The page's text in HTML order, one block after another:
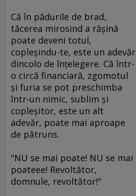
Că în pădurile de brad,
tăcerea mirosind a răşină
poate deveni totul,
copleşindu-te, este un adevăr
dincolo de înţelegere. Că într-
o circă financiară, zgomotul
şi furia se pot preschimba
într-un nimic, sublim şi
copleşitor, este un alt
adevăr, poate mai aproape
de pătruns.
"NU se mai poate! NU se mai
poateee! Revoltător,
domnule, revoltător!"